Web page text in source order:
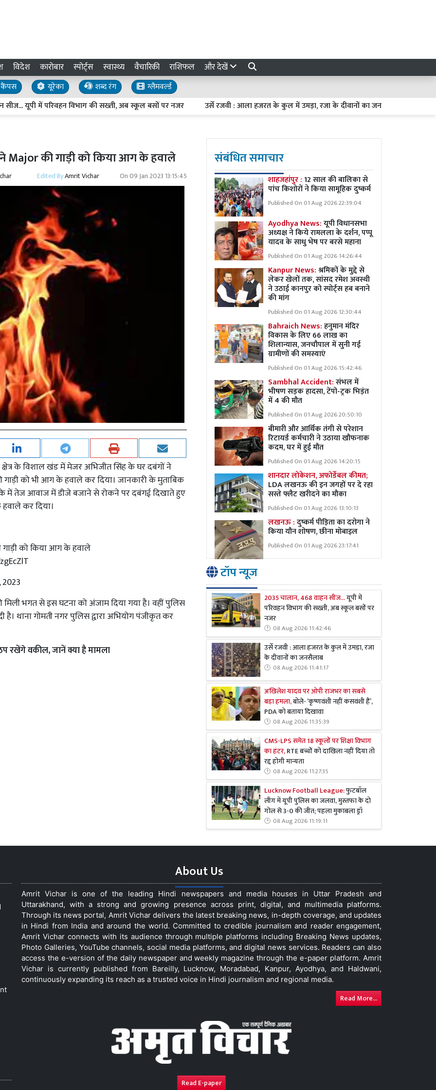
विदेश कारोबार स्पोर्ट्स स्वास्थ्य वैचारिकी राशिफल और देखें
यूरेका शब्द रंग
ग्लैमवर्ल्ड
यूपी में परिवहन विभाग की सख्ती, अब स्कूल बसों पर नजर उर्से रजवी : आला हजरत के कुल में उमड़ा, रजा के दीवानों का जनसैलाब
Major की गाड़ी को किया आग के हवाले
Edited ByAmrit Vichar On09 Jan 2023 13:15:45
के विशाल खंड में मेजर अभिजीत सिंह के घर दबंगों ने
को भी आग के हवाले कर दिया। जानकारी के मुताबिक
में तेज आवाज में डीजे बजाने से रोकने पर दबंगई दिखाते हुए
कर दिया।
को किया आग के हवाले
2023
भगत से इस घटना को अंजाम दिया गया है। वहीं पुलिस
थाना गोमती नगर पुलिस द्वारा अभियोग पंजीकृत कर
रखेंगे वकील, जानें क्या है मामला
संबंधित समाचार
शाहजहांपुर :12 साल की बालिका से
पांच किशोरों ने किया सामूहिक दुष्कर्म
Published On 01 Aug 2026 22:39:04
Ayodhya News:यूपी विधानसभा
अध्यक्ष ने किये रामलला के दर्शन, पप्पू
यादव के साधु भेष पर बरसे महाना
Published On 01 Aug 2026 14:26:44
Kanpur News:श्रमिकों के मुद्दे से
लेकर खेलों तक, सांसद रमेश अवस्थी
ने उठाई कानपुर को स्पोर्ट्स हब बनाने
की मांग
Published On 01 Aug 2026 12:30:44
Bahraich News:हनुमान मंदिर
विकास के लिए 66 लाख का
शिलान्यास, जनचौपाल में सुनी गई
ग्रामीणों की समस्याएं
Published On 01 Aug 2026 15:42:46
Sambhal Accident:संभल में
भीषण सड़क हादसा, टेंपो-ट्रक भिड़ंत
में 4 की मौत
Published On 01 Aug 2026 20:50:10
बीमारी और आर्थिक तंगी से परेशान
रिटायर्ड कर्मचारी ने उठाया खौफनाक
कदम, घर में हुई मौत
Published On 01 Aug 2026 14:20:15
शानदार लोकेशन, अफोर्डेबल कीमत;
LDA लखनऊ की इन जगहों पर दे रहा
सस्ते फ्लैट खरीदने का मौका
Published On 01 Aug 2026 13:10:13
लखनऊ :दुष्कर्म पीड़िता का दरोगा ने
किया यौन शोषण, छीना मोबाइल
Published On 01 Aug 2026 23:17:41
टॉप न्यूज
2035 चालान, 468 वाहन सीज...यूपी में
परिवहन विभाग की सख्ती, अब स्कूल बसों पर
नजर
08 Aug 2026 11:42:46
उर्से रजवी : आला हजरत के कुल में उमड़ा, रजा
के दीवानों का जनसैलाब
08 Aug 2026 11:41:17
अखिलेश यादव पर ओपी राजभर का सबसे
बड़ा हमला,बोले- ‘कृष्णवंशी नहीं कंसवंशी हैं’,
PDA को बताया दिखावा
08 Aug 2026 11:35:39
CMS-LPS समेत 18 स्कूलों पर शिक्षा विभाग
का हंटर,RTE बच्चों को दाखिला नहीं दिया तो
रद्द होगी मान्यता
08 Aug 2026 11:27:35
Lucknow Football League:फुटबॉल
लीग में यूपी पुलिस का जलवा, मुस्तफा के दो
गोल से 3-0 की जीत; पहला मुकाबला ड्रॉ
08 Aug 2026 11:19:11
About Us
Amrit Vichar is one of the leading Hindi newspapers and media houses in Uttar Pradesh and
Uttarakhand, with a strong and growing presence across print, digital, and multimedia platforms.
Through its news portal, Amrit Vichar delivers the latest breaking news, in-depth coverage, and updates
in Hindi from India and around the world. Committed to credible journalism and reader engagement,
Amrit Vichar connects with its audience through multiple platforms including Breaking News updates,
Photo Galleries, YouTube channels, social media platforms, and digital news services. Readers can also
access the e-version of the daily newspaper and weekly magazine through the e-paper platform. Amrit
Vichar is currently published from Bareilly, Lucknow, Moradabad, Kanpur, Ayodhya, and Haldwani,
continuously expanding its reach as a trusted voice in Hindi journalism and regional media.
Read More...
Read E-paper